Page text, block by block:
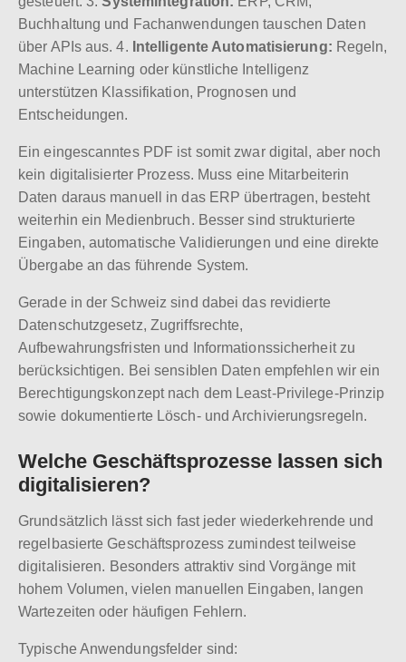
Buchhaltung und Fachanwendungen tauschen Daten
über APIs aus. 4. Intelligente Automatisierung: Regeln,
Machine Learning oder künstliche Intelligenz
unterstützen Klassifikation, Prognosen und
Entscheidungen.
Ein eingescanntes PDF ist somit zwar digital, aber noch
kein digitalisierter Prozess. Muss eine Mitarbeiterin
Daten daraus manuell in das ERP übertragen, besteht
weiterhin ein Medienbruch. Besser sind strukturierte
Eingaben, automatische Validierungen und eine direkte
Übergabe an das führende System.
Gerade in der Schweiz sind dabei das revidierte
Datenschutzgesetz, Zugriffsrechte,
Aufbewahrungsfristen und Informationssicherheit zu
berücksichtigen. Bei sensiblen Daten empfehlen wir ein
Berechtigungskonzept nach dem Least-Privilege-Prinzip
sowie dokumentierte Lösch- und Archivierungsregeln.
Welche Geschäftsprozesse lassen sich
digitalisieren?
Grundsätzlich lässt sich fast jeder wiederkehrende und
regelbasierte Geschäftsprozess zumindest teilweise
digitalisieren. Besonders attraktiv sind Vorgänge mit
hohem Volumen, vielen manuellen Eingaben, langen
Wartezeiten oder häufigen Fehlern.
Typische Anwendungsfelder sind: